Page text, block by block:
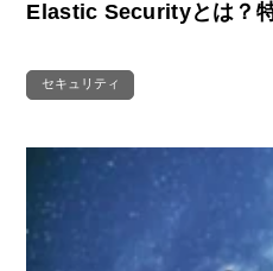
Elastic Securityとは？
セキュリティ